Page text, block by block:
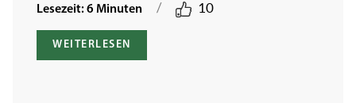
Lesezeit: 6 Minuten / 10
WEITERLESEN